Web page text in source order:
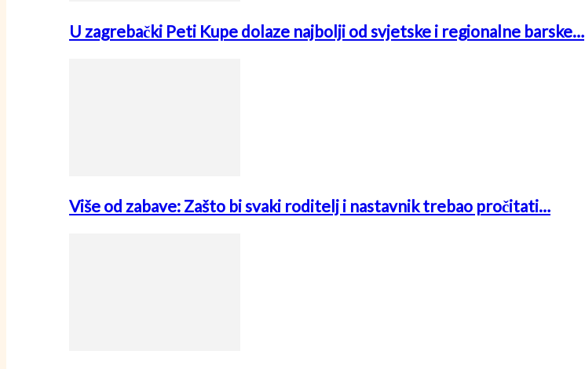
U zagrebački Peti Kupe dolaze najbolji od svjetske i regionalne barske…
Više od zabave: Zašto bi svaki roditelj i nastavnik trebao pročitati…